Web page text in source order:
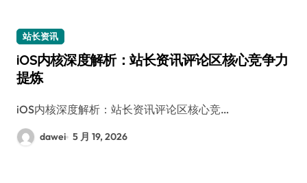
站长资讯
iOS内核深度解析：站长资讯评论区核心竞争力
提炼
iOS内核深度解析：站长资讯评论区核心竞…
dawei 5 月 19, 2026